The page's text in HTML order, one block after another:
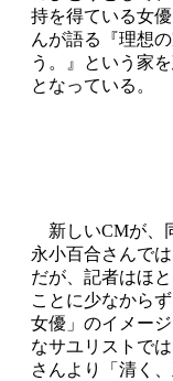
持を得ている女
んが語る『理想
う。』という家
となっている。
新しいCMが、
永小百合さんで
だが、記者はほ
ことに少なから
女優」のイメー
なサユリストで
さんより「清く